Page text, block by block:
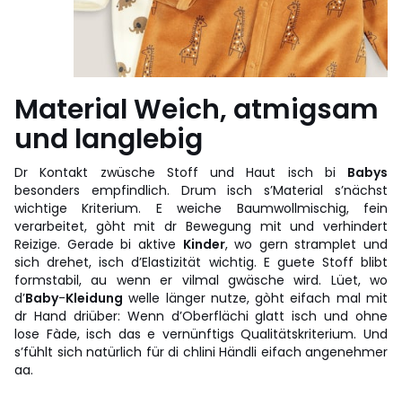
Material Weich, atmigsam
und langlebig
Dr Kontakt zwüsche Stoff und Haut isch bi Babys
besonders empfindlich. Drum isch s’Material s’nächst
wichtige Kriterium. E weiche Baumwollmischig, fein
verarbeitet, gòht mit dr Bewegung mit und verhindert
Reizige. Gerade bi aktive Kinder, wo gern stramplet und
sich drehet, isch d’Elastizität wichtig. E guete Stoff blibt
formstabil, au wenn er vilmal gwäsche wird. Lüet, wo
d’Baby-Kleidung welle länger nutze, gòht eifach mal mit
dr Hand driüber: Wenn d’Oberflächi glatt isch und ohne
lose Fàde, isch das e vernünftigs Qualitätskriterium. Und
s’fühlt sich natürlich für di chlini Händli eifach angenehmer
aa.